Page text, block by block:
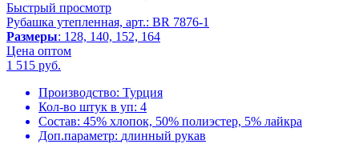
Быстрый просмотр
Рубашка утепленная, арт.: BR 7876-1
Размеры: 128, 140, 152, 164
Цена оптом
1 515 руб.
Производство: Турция
Кол-во штук в уп: 4
Состав: 45% хлопок, 50% полиэстер, 5% лайкра
Доп.параметр: длинный рукав